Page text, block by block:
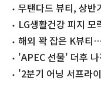
무탠다드 뷰티, 상
인 LG생활건강 피지 모
년 만
해외 꽉 잡은 K뷰티
'APEC 선물' 더후
수상'2분기 어닝 서프라